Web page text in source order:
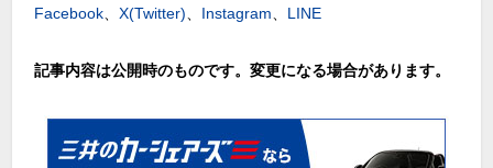
Facebook、X(Twitter)、 Instagram、 LINE
記事内容は公開時のものです。変更になる場合があります。